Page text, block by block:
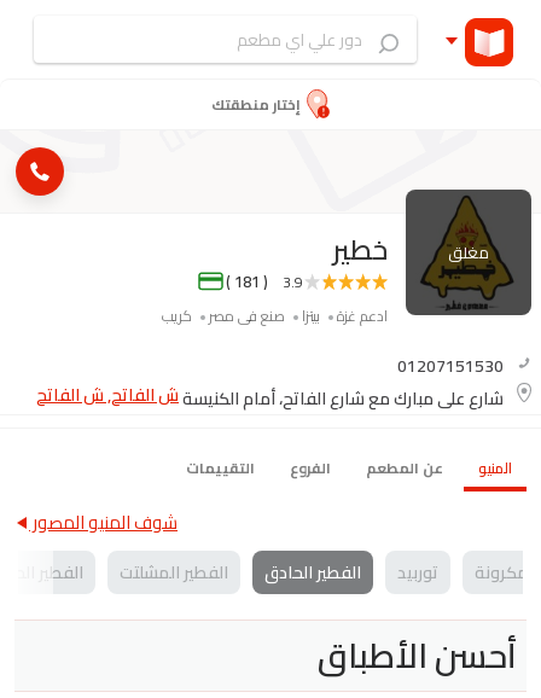
إختار منطقتك
مغلق خطير
3.9
( 181 )
ادعم غزة بيتزا صنع فى مصر كريب
01207151530
شارع علي مبارك مع شارع الفاتح، أمام الكنيسةش الفاتح, ش الفاتح
المنيو عن المطعم الفروع التقييمات
شوف المنيو المصور
المكرونة توربيد الفطير الحادق الفطير المشلتت الفطير الحلو
أحسن الأطباق